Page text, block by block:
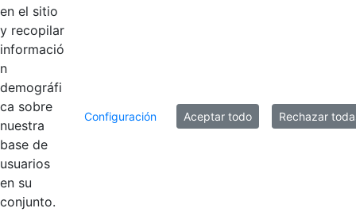
en el sitio
y recopilar
informació
n
demográfi
ca sobre
nuestra
base de
usuarios
en su
conjunto.
Configuración Aceptar todo Rechazar